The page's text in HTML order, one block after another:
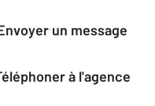
Envoyer un message
Téléphoner à l'agence